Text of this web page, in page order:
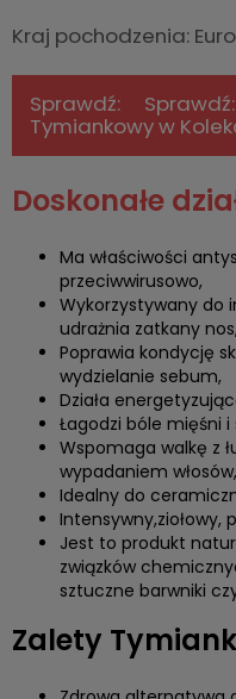
Kraj pochodzenia:
Tymiankowy w
Doskonałe
Ma właściwości
przeciwwirusowo,
Wykorzystywany do
udrażnia zatkany nos,
Poprawia kondycję
wydzielanie sebum,
Działa
Łagodzi bóle mięśni i
Wspomaga walkę z
wypadaniem włosów,
Idealny do
Intensywny,ziołowy,
Jest to produkt
związków
sztuczne barwniki
Zalety